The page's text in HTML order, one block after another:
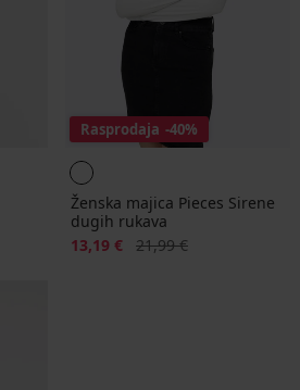
Rasprodaja -40%
Ženska majica Pieces Sirene
dugih rukava
Popust
13,19 € Prvobitna cijena
21,99 €